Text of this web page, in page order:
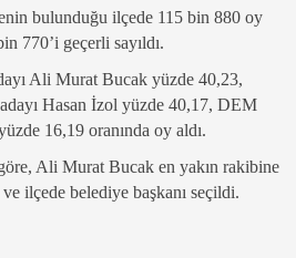
bulunduğu ilçede 115 bin 880 oy
770’i geçerli sayıldı.
Ali Murat Bucak yüzde 40,23,
Hasan İzol yüzde 40,17, DEM
16,19 oranında oy aldı.
Ali Murat Bucak en yakın rakibine
ilçede belediye başkanı seçildi.